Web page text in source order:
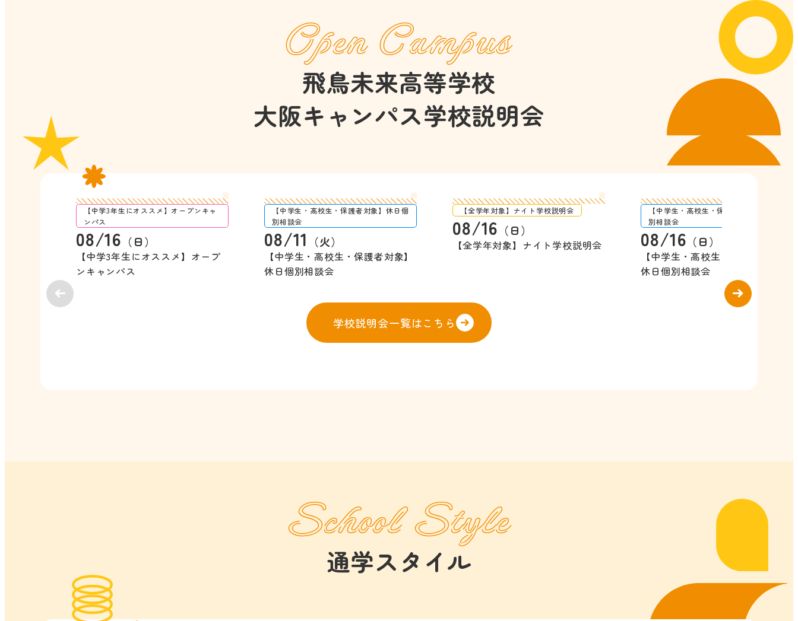
Open Campus
飛鳥未来高等学校
大阪キャンパス学校説明会
【中学3年生にオススメ】オープンキャ
ンパス
08/16 （日）
【中学3年生にオススメ】オープ
ンキャンパス
【中学生・高校生・保護者対象】休日個
別相談会
08/11 （火）
【中学生・高校生・保護者対象】
休日個別相談会
【全学年対象】ナイト学校説明会
08/16 （日）
【全学年対象】ナイト学校説明会
【中学生・高校生・保護者対象】休日個
別相談会
08/16 （日）
【中学生・高校生・保護者対象】
休日個別相談会
学校説明会一覧はこちら
School Style
通学スタイル